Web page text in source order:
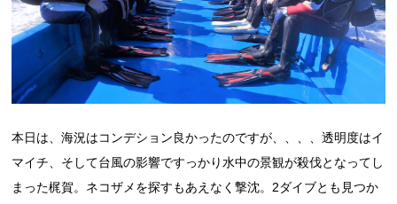
本日は、海況はコンデション良かったのですが、、、、透明度はイ
マイチ、そして台風の影響ですっかり水中の景観が殺伐となってし
まった梶賀。ネコザメを探すもあえなく撃沈。2ダイブとも見つか